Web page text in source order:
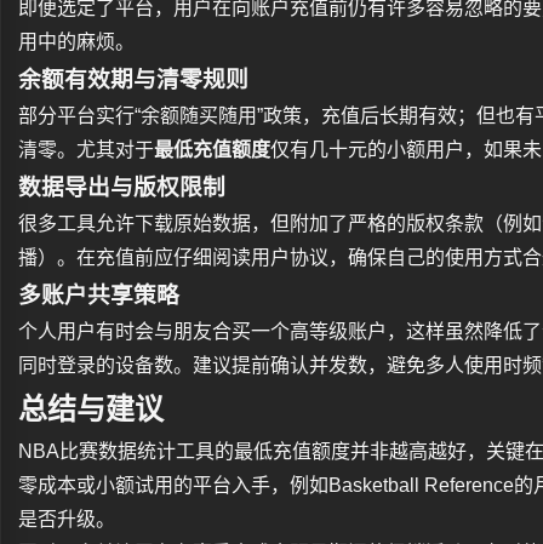
即便选定了平台，用户在向账户充值前仍有许多容易忽略的
用中的麻烦。
余额有效期与清零规则
部分平台实行“余额随买随用”政策，充值后长期有效；但也
清零。尤其对于最低充值额度仅有几十元的小额用户，如果
数据导出与版权限制
很多工具允许下载原始数据，但附加了严格的版权条款（例
播）。在充值前应仔细阅读用户协议，确保自己的使用方式
多账户共享策略
个人用户有时会与朋友合买一个高等级账户，这样虽然降低
同时登录的设备数。建议提前确认并发数，避免多人使用时
总结与建议
NBA比赛数据统计工具的最低充值额度并非越高越好，关键
零成本或小额试用的平台入手，例如Basketball Reference
是否升级。